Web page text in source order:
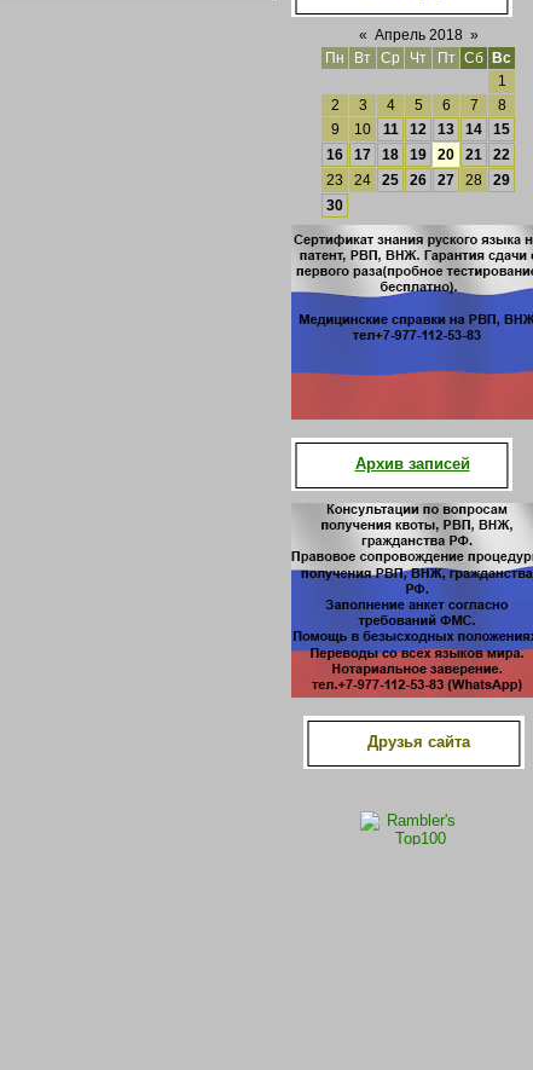
« Апрель 2018 »
Пн
Вт Ср Чт Пт Сб
Вс
1
2
3 4 5 6 7
8
9
10 11 12 13 14
15
16
17 18 19 20 21
22
23
24 25 26 27 28
29
30
Архив записей
Друзья сайта